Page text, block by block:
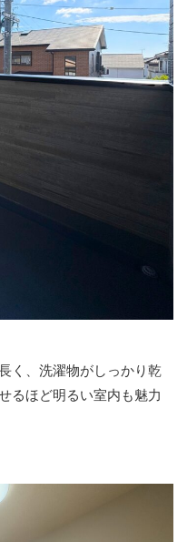
く、洗濯物がしっかり乾
るほど明るい室内も魅力